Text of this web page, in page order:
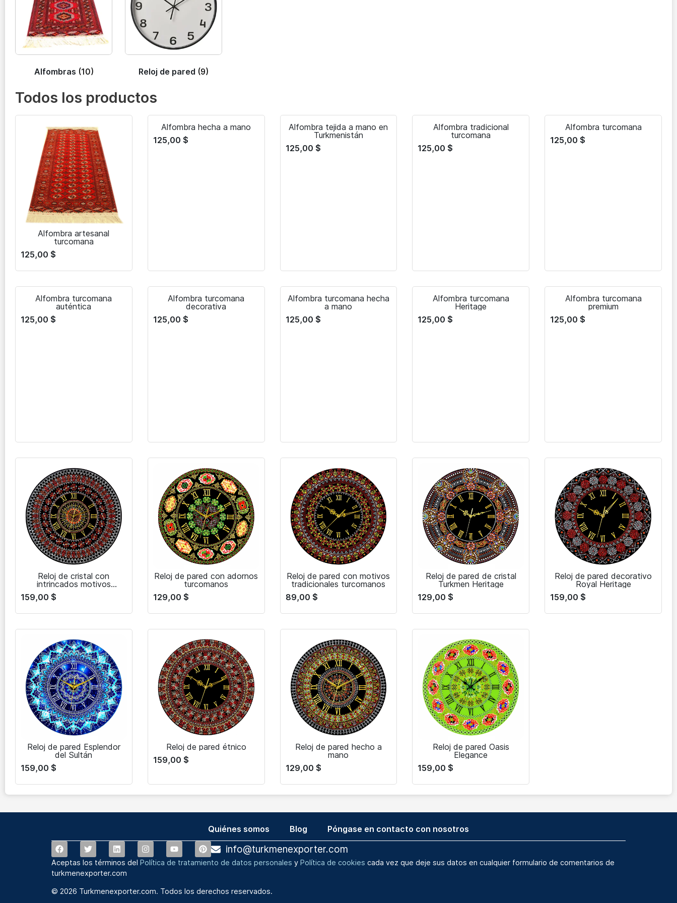
Alfombras (10) Reloj de pared (9)
Todos los productos
Alfombra artesanal
turcomana
125,00 $
Alfombra hecha a mano
125,00 $
Alfombra tejida a mano en
Turkmenistán
125,00 $
Alfombra tradicional
turcomana
125,00 $
Alfombra turcomana
125,00 $
Alfombra turcomana
auténtica
125,00 $
Alfombra turcomana
decorativa
125,00 $
Alfombra turcomana hecha
a mano
125,00 $
Alfombra turcomana
Heritage
125,00 $
Alfombra turcomana
premium
125,00 $
Reloj de cristal con
intrincados motivos
turcomanos
159,00 $
Reloj de pared con adornos
turcomanos
129,00 $
Reloj de pared con motivos
tradicionales turcomanos
89,00 $
Reloj de pared de cristal
Turkmen Heritage
129,00 $
Reloj de pared decorativo
Royal Heritage
159,00 $
Reloj de pared Esplendor
del Sultán
159,00 $
Reloj de pared étnico
159,00 $
Reloj de pared hecho a
mano
129,00 $
Reloj de pared Oasis
Elegance
159,00 $
Quiénes somos Blog Póngase en contacto con nosotros
info@turkmenexporter.com
Aceptas los términos del Política de tratamiento de datos personales y Política de cookies cada vez que deje sus datos en cualquier formulario de comentarios de
turkmenexporter.com
© 2026 Turkmenexporter.com. Todos los derechos reservados.